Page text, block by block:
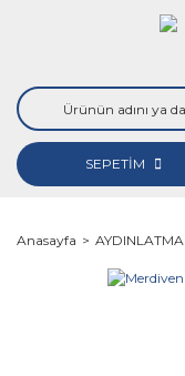
SEPETİM
Anasayfa AYDINLATMA